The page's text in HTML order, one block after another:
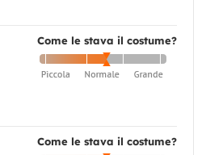
Come le stava il costume?
Come le stava il costume?